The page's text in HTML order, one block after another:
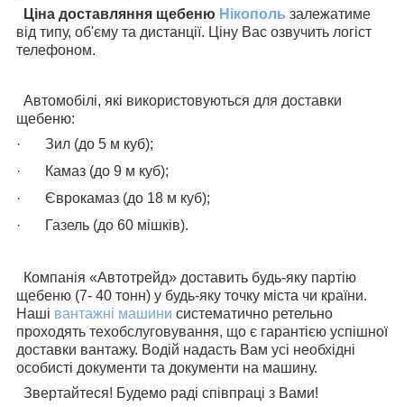
Ціна доставляння щебеню Нікополь залежатиме
від типу, об'єму та дистанції. Ціну Вас озвучить логіст
телефоном.
Автомобілі, які використовуються для доставки
щебеню:
·
Зил (до 5 м куб);
·
Камаз (до 9 м куб);
·
Єврокамаз (до 18 м куб);
·
Газель (до 60 мішків).
Компанія «Автотрейд» доставить будь-яку партію
щебеню (7- 40 тонн) у будь-яку точку міста чи країни.
Наші вантажні машини систематично ретельно
проходять техобслуговування, що є гарантією успішної
доставки вантажу. Водій надасть Вам усі необхідні
особисті документи та документи на машину.
Звертайтеся! Будемо раді співпраці з Вами!